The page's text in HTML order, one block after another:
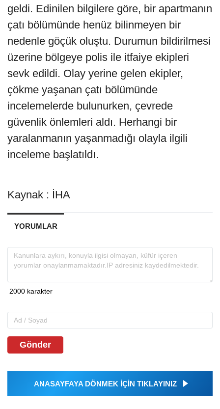
geldi. Edinilen bilgilere göre, bir apartmanın
çatı bölümünde henüz bilinmeyen bir
nedenle göçük oluştu. Durumun bildirilmesi
üzerine bölgeye polis ile itfaiye ekipleri
sevk edildi. Olay yerine gelen ekipler,
çökme yaşanan çatı bölümünde
incelemelerde bulunurken, çevrede
güvenlik önlemleri aldı. Herhangi bir
yaralanmanın yaşanmadığı olayla ilgili
inceleme başlatıldı.
Kaynak : İHA
YORUMLAR
Gönder
ANASAYFAYA DÖNMEK İÇİN TIKLAYINIZ